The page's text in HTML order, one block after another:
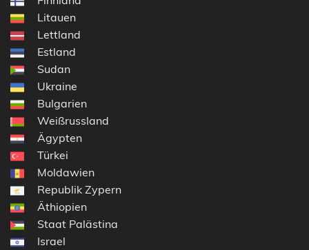
Litauen
Lettland
Estland
Sudan
Ukraine
Bulgarien
Weißrussland
Ägypten
Türkei
Moldawien
Republik Zypern
Äthiopien
Staat Palästina
Israel